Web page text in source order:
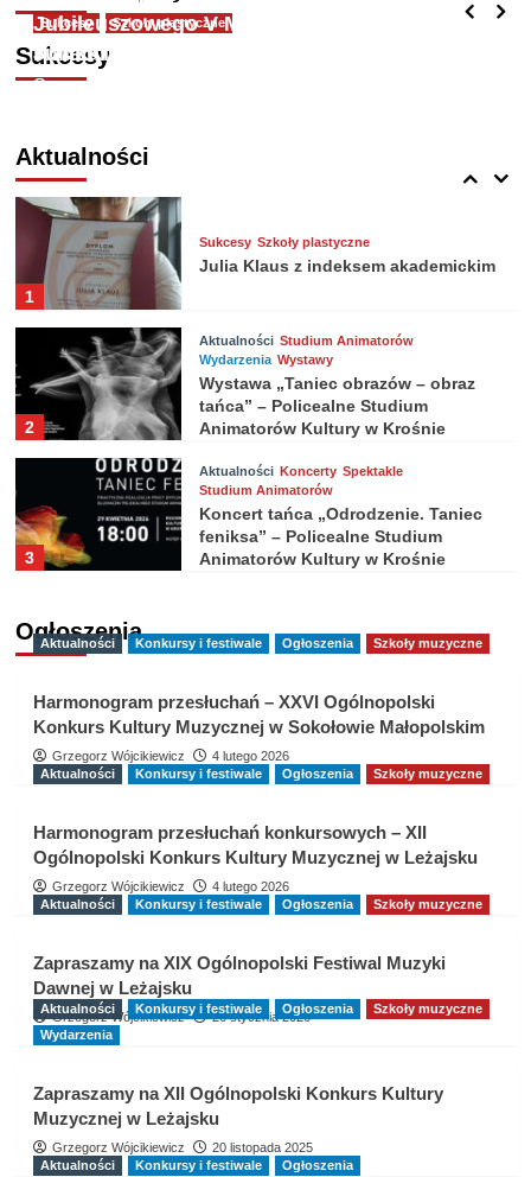
Sukcesy
Sukcesy Szkoły plastyczne
Julia Klaus z indeksem akademickim
Radosław Bargieł
Jubileuszowego V Międzynarodowego
Konkursu MUZYCZNE ORŁY
Grzegorz Wójcikiewicz
Aktualności
4
Studium Animatorów Kultury w
Krośnie
5
1
Sukcesy Szkoły plastyczne
Julia Klaus z indeksem akademickim
2
Aktualności Studium Animatorów
Wydarzenia Wystawy
Wystawa „Taniec obrazów – obraz
tańca” – Policealne Studium
Animatorów Kultury w Krośnie
3
Aktualności Koncerty Spektakle
Studium Animatorów
Koncert tańca „Odrodzenie. Taniec
feniksa” – Policealne Studium
Animatorów Kultury w Krośnie
Koncert tańca „Droga” – Policealne
Aktualności Szkoły plastyczne Wystawy
Wernisaż wystawy dyplomowej
Sukcesy Szkoły plastyczne
Julia Klaus z indeksem akademickim
Wydarzenia
Wystawy
Aktualności
Studium Animatorów
Koncert tańca „Odrodzenie. Taniec
Ogłoszenia
Aktualności Konkursy i festiwale Ogłoszenia Szkoły muzyczne
Harmonogram przesłuchań – XXVI Ogólnopolski
Konkurs Kultury Muzycznej w Sokołowie Małopolskim
Grzegorz Wójcikiewicz
4 lutego 2026
Aktualności
Konkursy i festiwale Ogłoszenia Szkoły muzyczne
Harmonogram przesłuchań konkursowych – XII
Ogólnopolski Konkurs Kultury Muzycznej w Leżajsku
Grzegorz Wójcikiewicz
4 lutego 2026
Aktualności
Konkursy i festiwale Ogłoszenia Szkoły muzyczne
Zapraszamy na XIX Ogólnopolski Festiwal Muzyki
Dawnej w Leżajsku
Grzegorz Wójcikiewicz 26 stycznia 2026
Aktualności Konkursy i festiwale Ogłoszenia
Szkoły muzyczne
Wydarzenia
Zapraszamy na XII Ogólnopolski Konkurs Kultury
Muzycznej w Leżajsku
Grzegorz Wójcikiewicz
20 listopada 2025
Aktualności
Konkursy i festiwale Ogłoszenia